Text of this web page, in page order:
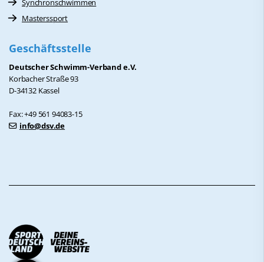
Synchronschwimmen
Masterssport
Geschäftsstelle
Deutscher Schwimm-Verband e.V.
Korbacher Straße 93
D-34132 Kassel
Fax: +49 561 94083-15
info@dsv.de